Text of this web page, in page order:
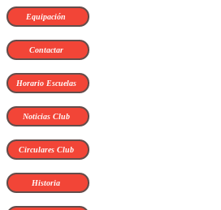
Equipación
Contactar
Horario Escuelas
Noticias Club
Circulares Club
Historia